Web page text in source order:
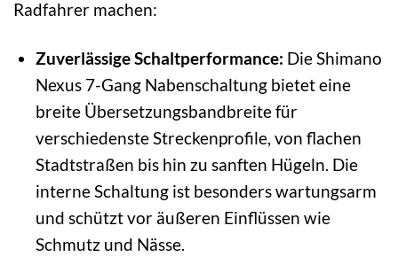
Radfahrer machen:
Zuverlässige Schaltperformance: Die Shimano
Nexus 7-Gang Nabenschaltung bietet eine
breite Übersetzungsbandbreite für
verschiedenste Streckenprofile, von flachen
Stadtstraßen bis hin zu sanften Hügeln. Die
interne Schaltung ist besonders wartungsarm
und schützt vor äußeren Einflüssen wie
Schmutz und Nässe.